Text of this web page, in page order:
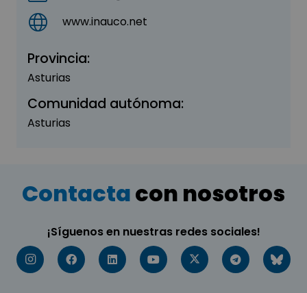
www.inauco.net
Provincia:
Asturias
Comunidad autónoma:
Asturias
Contactacon nosotros
¡Síguenos en nuestras redes sociales!